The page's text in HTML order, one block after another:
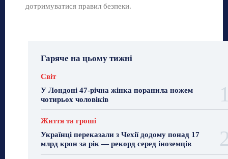
дотримуватися правил безпеки.
Гаряче на цьому тижні
Світ
У Лондоні 47-річна жінка поранила ножем
чотирьох чоловіків
Життя та гроші
Українці переказали з Чехії додому понад 17
млрд крон за рік — рекорд серед іноземців